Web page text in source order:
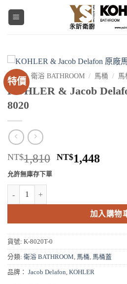
特價
首頁 / 衛浴 BATHROOM / 馬桶 / 馬
KOHLER & Jacob
8020
NT$1,810 原
NT$1,810。
NT$1,448目
允許無庫存下單
加入購物
貨號: K-8020T-0
分類: 衛浴 BATHROOM, 馬桶, 馬桶蓋
品牌： Jacob Delafon, KOHLER